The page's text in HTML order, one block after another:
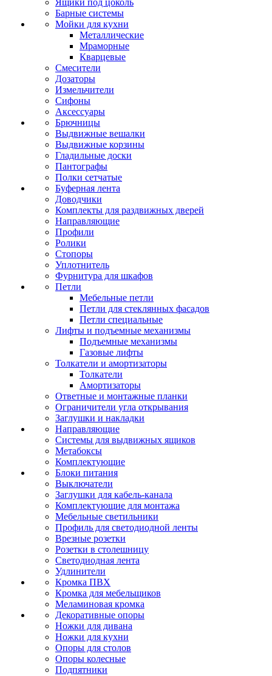
Ящики под цоколь
Барные системы
Мойки для кухни
Металлические
Мраморные
Кварцевые
Смесители
Дозаторы
Измельчители
Сифоны
Аксессуары
Брючницы
Выдвижные вешалки
Выдвижные корзины
Гладильные доски
Пантографы
Полки сетчатые
Буферная лента
Доводчики
Комплекты для раздвижных дверей
Направляющие
Профили
Ролики
Стопоры
Уплотнитель
Фурнитура для шкафов
Петли
Мебельные петли
Петли для стеклянных фасадов
Петли специальные
Лифты и подъемные механизмы
Подъемные механизмы
Газовые лифты
Толкатели и амортизаторы
Толкатели
Амортизаторы
Ответные и монтажные планки
Ограничители угла открывания
Заглушки и накладки
Направляющие
Системы для выдвижных ящиков
Метабоксы
Комплектующие
Блоки питания
Выключатели
Заглушки для кабель-канала
Комплектующие для монтажа
Мебельные светильники
Профиль для светодиодной ленты
Врезные розетки
Розетки в столешницу
Светодиодная лента
Удлинители
Кромка ПВХ
Кромка для мебельщиков
Меламиновая кромка
Декоративные опоры
Ножки для дивана
Ножки для кухни
Опоры для столов
Опоры колесные
Подпятники